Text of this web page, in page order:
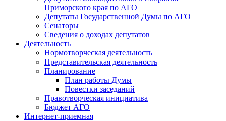
Приморского края по АГО
Депутаты Государственной Думы по АГО
Сенаторы
Сведения о доходах депутатов
Деятельность
Нормотворческая деятельность
Представительская деятельность
Планирование
План работы Думы
Повестки заседаний
Правотворческая инициатива
Бюджет АГО
Интернет-приемная